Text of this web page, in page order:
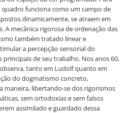
quadro funciona como um campo de
dinamicamente, se atraem em
A mecânica rigorosa de ordenação das
também tratado linear e
a percepção sensorial do
principais de seu trabalho. Nos anos 60,
tanto em Ludolf quanto em
do dogmatismo concreto,
maneira, libertando-se dos rigorismos
sem ortodoxias e sem falsos
assimilado e guardado dessa